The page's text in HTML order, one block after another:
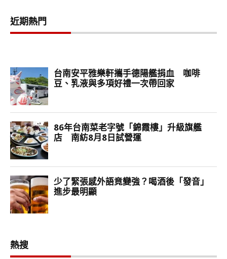
近期熱門
熱搜